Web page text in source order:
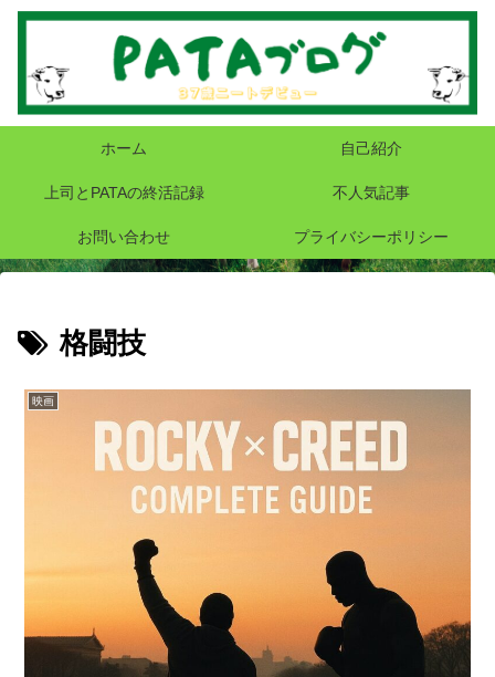
ホーム 自己紹介
上司とPATAの終活記録 不人気記事
お問い合わせ プライバシーポリシー
格闘技
映画